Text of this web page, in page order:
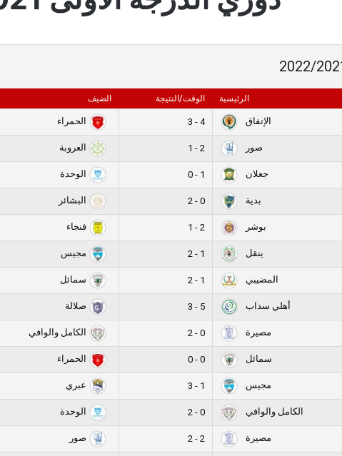
الرئيسية الوقت/النتيجة الضيف
الإتفاق 4 - 3 الحمراء
صور 2 - 1 العروبة
جعلان 1 - 0 الوحدة
بدية 0 - 2 البشائر
بوشر 2 - 1 فنجاء
ينقل 1 - 2 مجيس
المضيبي 1 - 2 سمائل
أهلي سداب 5 - 3 صلالة
مصيرة 0 - 2 الكامل والوافي
سمائل 0 - 0 الحمراء
مجيس 1 - 3 عبري
الكامل والوافي 0 - 2 الوحدة
مصيرة 2 - 2 صور